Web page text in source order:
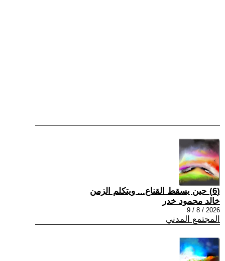
(6) حين يسقط القناع... ويتكلم الزمن
خالد محمود خدر
2026 / 8 / 9
المجتمع المدني